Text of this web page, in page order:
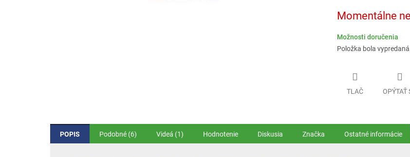
cena:
Momentálne
Možnosti doručenia
Položka bola
TLAČ OPÝTAŤ
POPIS Podobné (6) Videá (1) Hodnotenie Diskusia Značka Ostatné informácie